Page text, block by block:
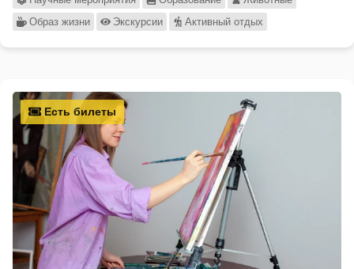
Образ жизни
Экскурсии Активный отдых
Есть билеты